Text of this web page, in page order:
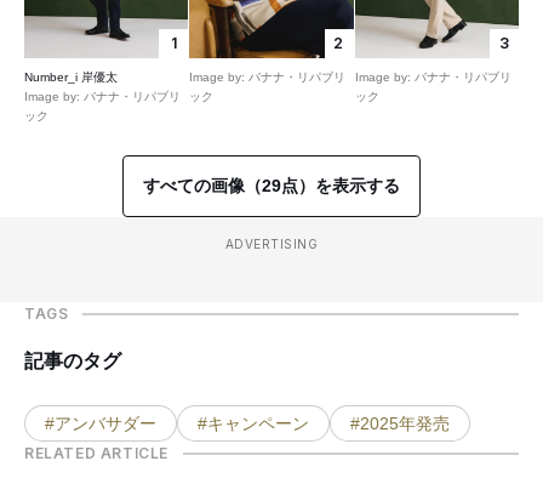
1
Number_i 岸優太
Image by: バナナ・リパブリ
ック
2
Image by: バナナ・リパブリ
ック
3
Image by: バナナ・リパブリ
ック
すべての画像（29点）を表示する
ADVERTISING
TAGS
記事のタグ
#アンバサダー #キャンペーン #2025年発売
RELATED ARTICLE